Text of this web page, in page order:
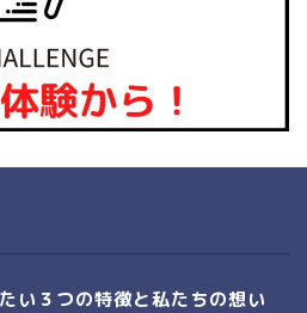
い３つの特徴と私たちの想い